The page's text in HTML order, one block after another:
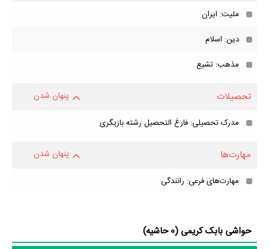
ملیت: ایران
دین: اسلام
مذهب: تشیع
تحصیلات پنهان شدن
مدرک تحصیلی: فارغ التحصیل رشته بازیگری
مهارت‌ها پنهان شدن
مهارت‌های فرعی: رانندگی
حواشی بابک کریمی (0 حاشیه)